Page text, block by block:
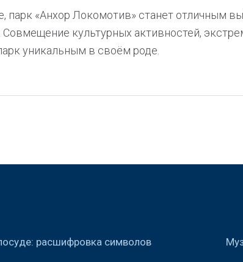
«Анхор Локомотив» станет отличным
культурных активностей,
уникальным в своём роде.
расшифровка символов